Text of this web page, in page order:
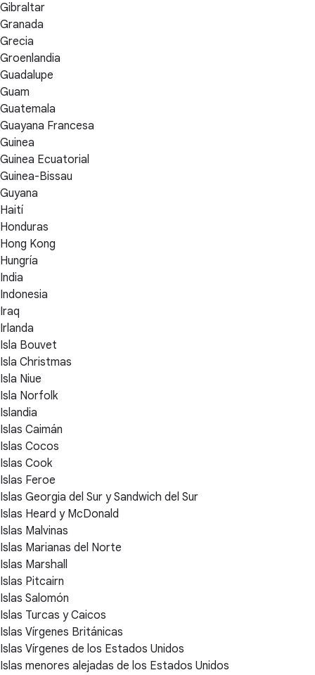
Gibraltar
Granada
Grecia
Groenlandia
Guadalupe
Guam
Guatemala
Guayana Francesa
Guinea
Guinea Ecuatorial
Guinea-Bissau
Guyana
Haití
Honduras
Hong Kong
Hungría
India
Indonesia
Iraq
Irlanda
Isla Bouvet
Isla Christmas
Isla Niue
Isla Norfolk
Islandia
Islas Caimán
Islas Cocos
Islas Cook
Islas Feroe
Islas Georgia del Sur y Sandwich del Sur
Islas Heard y McDonald
Islas Malvinas
Islas Marianas del Norte
Islas Marshall
Islas Pitcairn
Islas Salomón
Islas Turcas y Caicos
Islas Vírgenes Británicas
Islas Vírgenes de los Estados Unidos
Islas menores alejadas de los Estados Unidos